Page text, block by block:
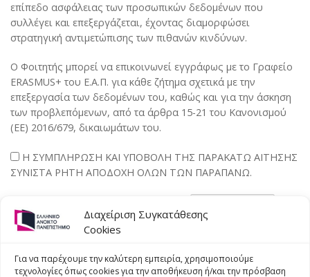
Διαχείριση Συγκατάθεσης
Cookies
Για να παρέχουμε την καλύτερη εμπειρία, χρησιμοποιούμε
τεχνολογίες όπως cookies για την αποθήκευση ή/και την πρόσβαση
επίπεδο ασφάλειας των προσωπικών δεδομένων που
συλλέγει και επεξεργάζεται, έχοντας διαμορφώσει
στρατηγική αντιμετώπισης των πιθανών κινδύνων.
Ο Φοιτητής μπορεί να επικοινωνεί εγγράφως με τo Γραφείο
ERASMUS+ του Ε.Α.Π. για κάθε ζήτημα σχετικά με την
επεξεργασία των δεδομένων του, καθώς και για την άσκηση
των προβλεπόμενων, από τα άρθρα 15-21 του Κανονισμού
(ΕΕ) 2016/679, δικαιωμάτων του.
Η ΣΥΜΠΛΗΡΩΣΗ ΚΑΙ ΥΠΟΒΟΛΗ ΤΗΣ ΠΑΡΑΚΑΤΩ ΑΙΤΗΣΗΣ
ΣΥΝΙΣΤΑ ΡΗΤΗ ΑΠΟΔΟΧΗ ΟΛΩΝ ΤΩΝ ΠΑΡΑΠΑΝΩ.
ΠΡΟΗΓΟΎΜΕΝΟ
Άρση αναστολής των
ERASMUS+ 2019- 2020: